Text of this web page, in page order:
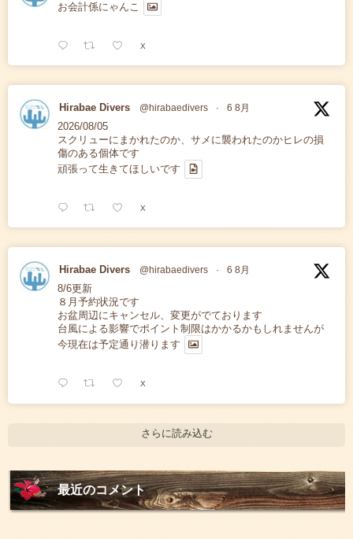
お会計係にゃんこ
X
Hirabae Divers @hirabaedivers · 6 8月
2026/08/05
スクリューにまかれたのか、サメに襲われたのかヒレの損
傷のある個体です
頑張って生きてほしいです
X
Hirabae Divers @hirabaedivers · 6 8月
8/6更新
８月予約状況です
お盆周辺にキャンセル、変更がでております
台風による影響でポイント制限はかかるかもしれませんが
今現在は予定通り潜ります
X
さらに読み込む
最近のコメント